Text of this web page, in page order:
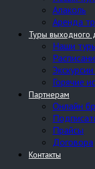
Алаколь
Аренда
Туры выходного
Наши
Горячие
Партнерам
Онлайн
Прайсы
Договора
Контакты